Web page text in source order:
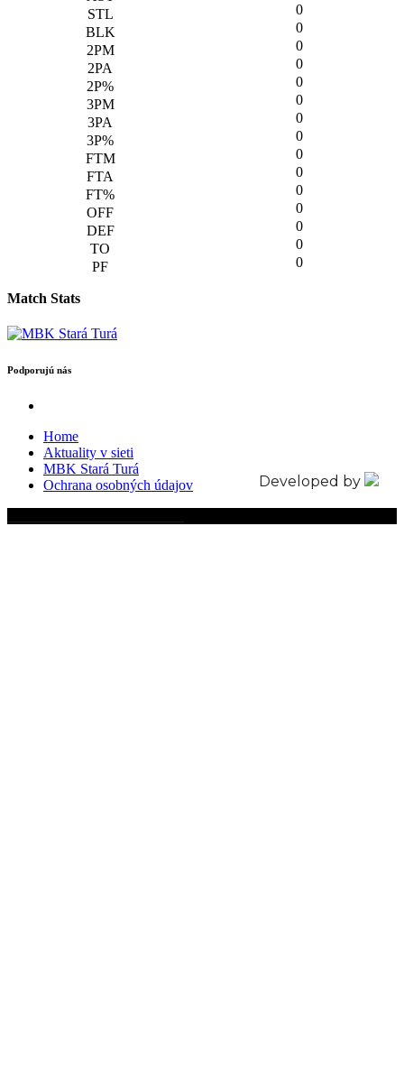
0
0
0
0
0
0
0
0
0
0
0
0
0
0
0
Match Stats
Podporujú nás
Home
Aktuality v sieti
MBK Stará Turá
Ochrana osobných údajov
Developed by